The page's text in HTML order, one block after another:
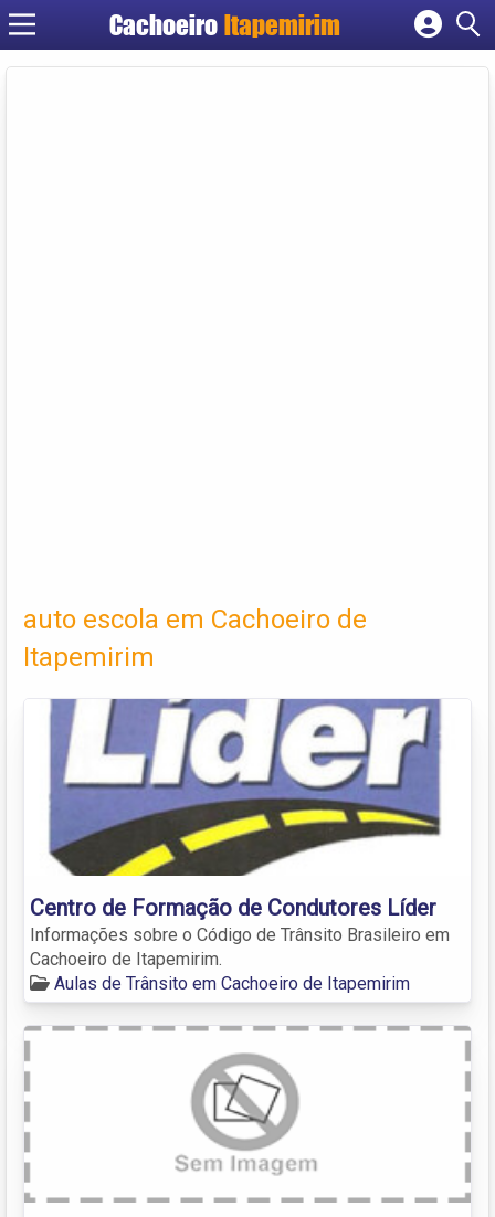
Cachoeiro Itapemirim
Cadastrar empresa
auto escola em Cachoeiro de
Itapemirim
Centro de Formação de Condutores Líder
Informações sobre o Código de Trânsito Brasileiro em
Cachoeiro de Itapemirim.
Aulas de Trânsito em Cachoeiro de Itapemirim